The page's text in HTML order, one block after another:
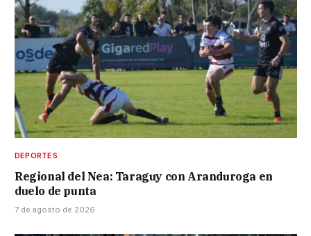
DEPORTES
Regional del Nea: Taraguy con Aranduroga en
duelo de punta
7 de agosto de 2026